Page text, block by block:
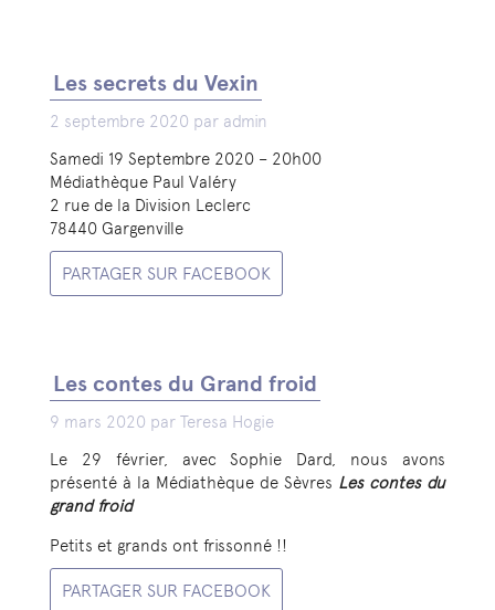
Les secrets du Vexin
2 septembre 2020 par admin
Samedi 19 Septembre 2020 – 20h00
Médiathèque Paul Valéry
2 rue de la Division Leclerc
78440 Gargenville
PARTAGER SUR FACEBOOK
Les contes du Grand froid
9 mars 2020 par Teresa Hogie
Le 29 février, avec Sophie Dard, nous avons
présenté à la Médiathèque de Sèvres Les contes du
grand froid
Petits et grands ont frissonné !!
PARTAGER SUR FACEBOOK